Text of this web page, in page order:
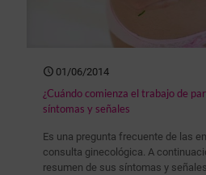
01/06/2014
¿Cuándo comienza el trabajo de
síntomas y señales
Es una pregunta frecuente de las
consulta ginecológica. A
resumen de sus síntomas y